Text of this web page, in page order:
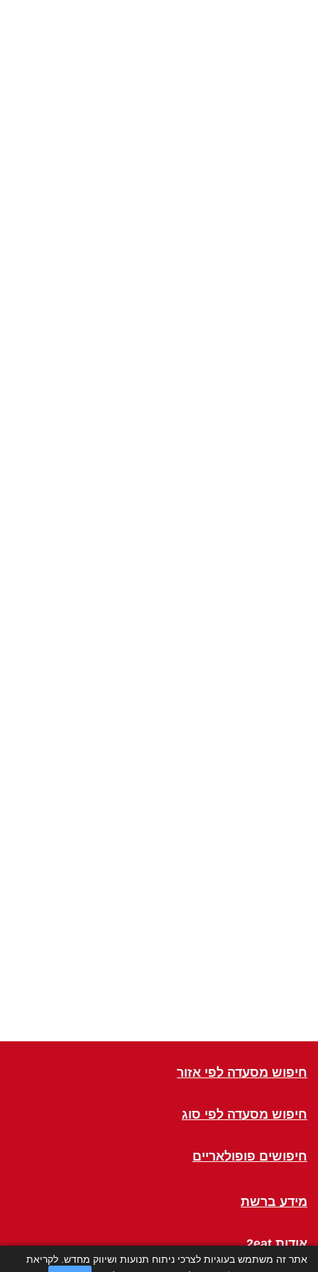
חיפוש מסעדה לפי אזור
חיפוש מסעדה לפי סוג
חיפושים פופולאריים
מידע ברשת
אודות 2eat
אתר זה משתמש בעוגיות לצרכי ניתוח תנועות ושיווק מחדש. לקריאת